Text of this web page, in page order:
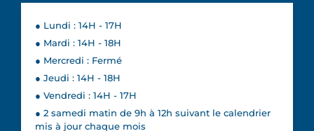
● Lundi : 14H - 17H
● Mardi : 14H - 18H
● Mercredi : Fermé
● Jeudi : 14H - 18H
● Vendredi : 14H - 17H
● 2 samedi matin de 9h à 12h suivant le calendrier
mis à jour chaque mois